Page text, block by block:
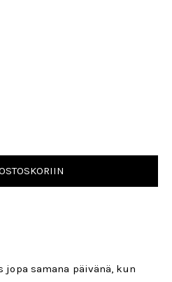
jopa samana päivänä, kun